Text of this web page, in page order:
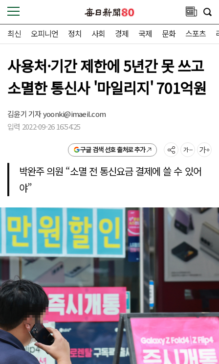
최신 오피니언 정치 사회 경제 국제 문화 스포츠
사용처·기간 제한에 5년간 못 쓰고
소멸한 통신사 '마일리지' 701억원
김윤기 기자yoonki@imaeil.com
입력 2022-09-26 16:54:25
구글 검색 선호 출처로 추가
박완주 의원 “소멸 전 통신요금 결제에 쓸 수 있어
야”